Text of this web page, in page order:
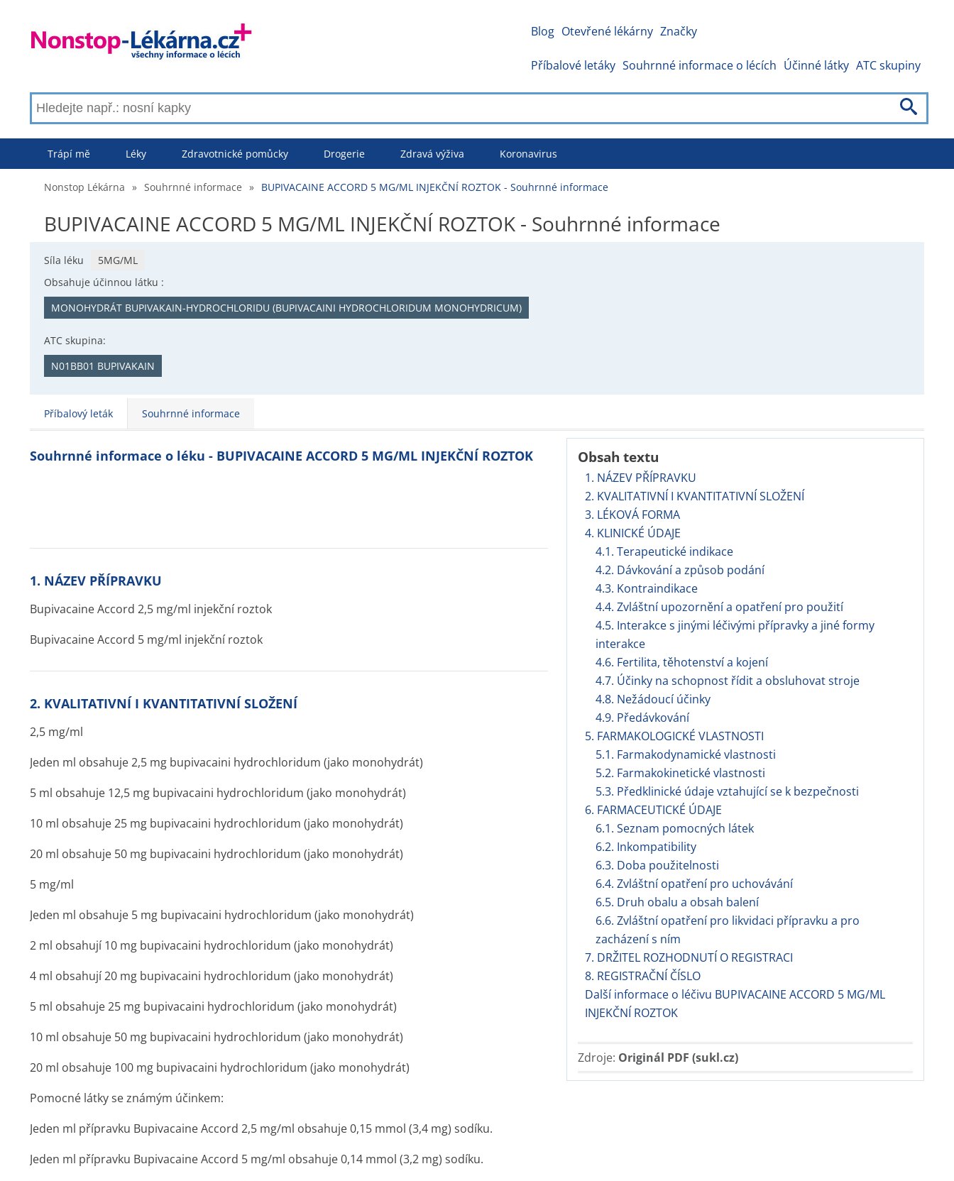
Blog Otevřené lékárny Značky
Příbalové letáky Souhrnné informace o lécích Účinné látky ATC skupiny
Trápí mě Léky Zdravotnické pomůcky Drogerie Zdravá výživa Koronavirus
Nonstop Lékárna » Souhrnné informace » BUPIVACAINE ACCORD 5 MG/ML INJEKČNÍ ROZTOK - Souhrnné informace
BUPIVACAINE ACCORD 5 MG/ML INJEKČNÍ ROZTOK - Souhrnné informace
Síla léku
5MG/ML
Obsahuje účinnou látku :
MONOHYDRÁT BUPIVAKAIN-HYDROCHLORIDU (BUPIVACAINI HYDROCHLORIDUM MONOHYDRICUM)
ATC skupina:
N01BB01 BUPIVAKAIN
Příbalový leták Souhrnné informace
Obsah textu
1. NÁZEV PŘÍPRAVKU
2. KVALITATIVNÍ I KVANTITATIVNÍ SLOŽENÍ
3. LÉKOVÁ FORMA
4. KLINICKÉ ÚDAJE
4.1. Terapeutické indikace
4.2. Dávkování a způsob podání
4.3. Kontraindikace
4.4. Zvláštní upozornění a opatření pro použití
4.5. Interakce s jinými léčivými přípravky a jiné formy
interakce
4.6. Fertilita, těhotenství a kojení
4.7. Účinky na schopnost řídit a obsluhovat stroje
4.8. Nežádoucí účinky
4.9. Předávkování
5. FARMAKOLOGICKÉ VLASTNOSTI
5.1. Farmakodynamické vlastnosti
5.2. Farmakokinetické vlastnosti
5.3. Předklinické údaje vztahující se k bezpečnosti
6. FARMACEUTICKÉ ÚDAJE
6.1. Seznam pomocných látek
6.2. Inkompatibility
6.3. Doba použitelnosti
6.4. Zvláštní opatření pro uchovávání
6.5. Druh obalu a obsah balení
6.6. Zvláštní opatření pro likvidaci přípravku a pro
zacházení s ním
7. DRŽITEL ROZHODNUTÍ O REGISTRACI
8. REGISTRAČNÍ ČÍSLO
Další informace o léčivu BUPIVACAINE ACCORD 5 MG/ML
INJEKČNÍ ROZTOK
Zdroje: Originál PDF (sukl.cz)
Souhrnné informace o léku - BUPIVACAINE ACCORD 5 MG/ML INJEKČNÍ ROZTOK
1. NÁZEV PŘÍPRAVKU
Bupivacaine Accord 2,5 mg/ml injekční roztok
Bupivacaine Accord 5 mg/ml injekční roztok
2. KVALITATIVNÍ I KVANTITATIVNÍ SLOŽENÍ
2,5 mg/ml
Jeden ml obsahuje 2,5 mg bupivacaini hydrochloridum (jako monohydrát)
5 ml obsahuje 12,5 mg bupivacaini hydrochloridum (jako monohydrát)
10 ml obsahuje 25 mg bupivacaini hydrochloridum (jako monohydrát)
20 ml obsahuje 50 mg bupivacaini hydrochloridum (jako monohydrát)
5 mg/ml
Jeden ml obsahuje 5 mg bupivacaini hydrochloridum (jako monohydrát)
2 ml obsahují 10 mg bupivacaini hydrochloridum (jako monohydrát)
4 ml obsahují 20 mg bupivacaini hydrochloridum (jako monohydrát)
5 ml obsahuje 25 mg bupivacaini hydrochloridum (jako monohydrát)
10 ml obsahuje 50 mg bupivacaini hydrochloridum (jako monohydrát)
20 ml obsahuje 100 mg bupivacaini hydrochloridum (jako monohydrát)
Pomocné látky se známým účinkem:
Jeden ml přípravku Bupivacaine Accord 2,5 mg/ml obsahuje 0,15 mmol (3,4 mg) sodíku.
Jeden ml přípravku Bupivacaine Accord 5 mg/ml obsahuje 0,14 mmol (3,2 mg) sodíku.